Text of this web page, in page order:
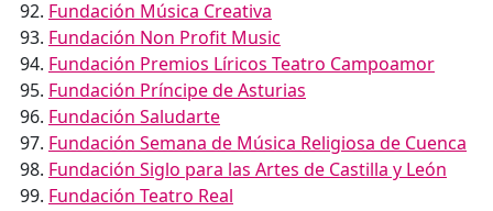
Fundación Música Creativa
Fundación Non Profit Music
Fundación Premios Líricos Teatro Campoamor
Fundación Príncipe de Asturias
Fundación Saludarte
Fundación Semana de Música Religiosa de Cuenca
Fundación Siglo para las Artes de Castilla y León
Fundación Teatro Real